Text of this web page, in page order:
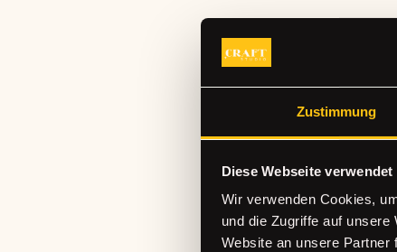
Zustimmung
Diese Webseite
Wir verwenden Cookies,
und die Zugriffe auf
Website an unsere Partner
💛 Alle
💛 2,5 Stunden
💛 weitere